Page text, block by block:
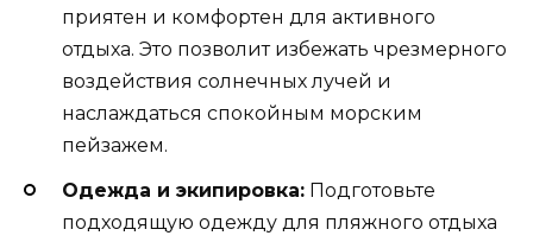
приятен и комфортен для активного
отдыха. Это позволит избежать чрезмерного
воздействия солнечных лучей и
наслаждаться спокойным морским
пейзажем.
Одежда и экипировка: Подготовьте
подходящую одежду для пляжного отдыха